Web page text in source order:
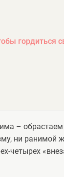
гордиться
–
ни ранимой
четырех